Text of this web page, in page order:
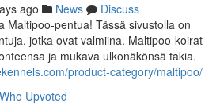
ago News
Discuss
Maltipoo-pentua! Tässä sivustolla on
jotka ovat valmiina. Maltipoo-koirat
ja mukava ulkonäkönsä takia.
product-category/maltipoo/
Who Upvoted